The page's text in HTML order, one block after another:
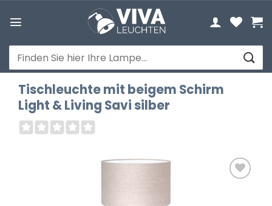
Inhalt
Suchen
nach:
Tischleuchte mit beigem Schirm
Light & Living Savi silber